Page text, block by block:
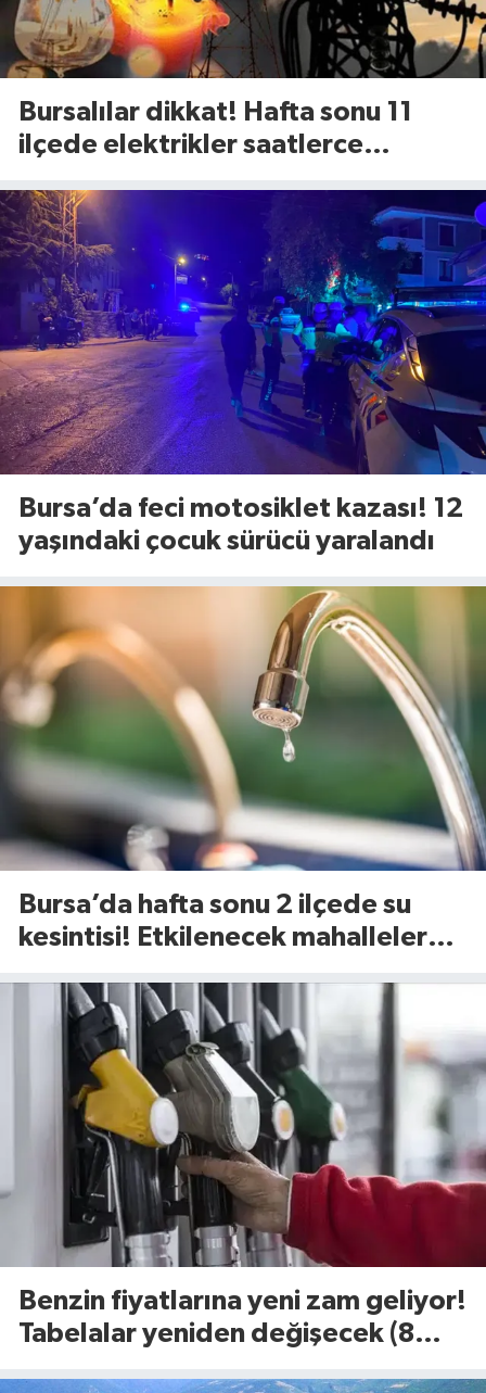
Bursalılar dikkat! Hafta sonu 11
ilçede elektrikler saatlerce
Bursa’da feci motosiklet kazası! 12
yaşındaki çocuk sürücü yaralandı
Bursa’da hafta sonu 2 ilçede su
kesintisi! Etkilenecek mahalleler
Benzin fiyatlarına yeni zam geliyor!
Tabelalar yeniden değişecek (8